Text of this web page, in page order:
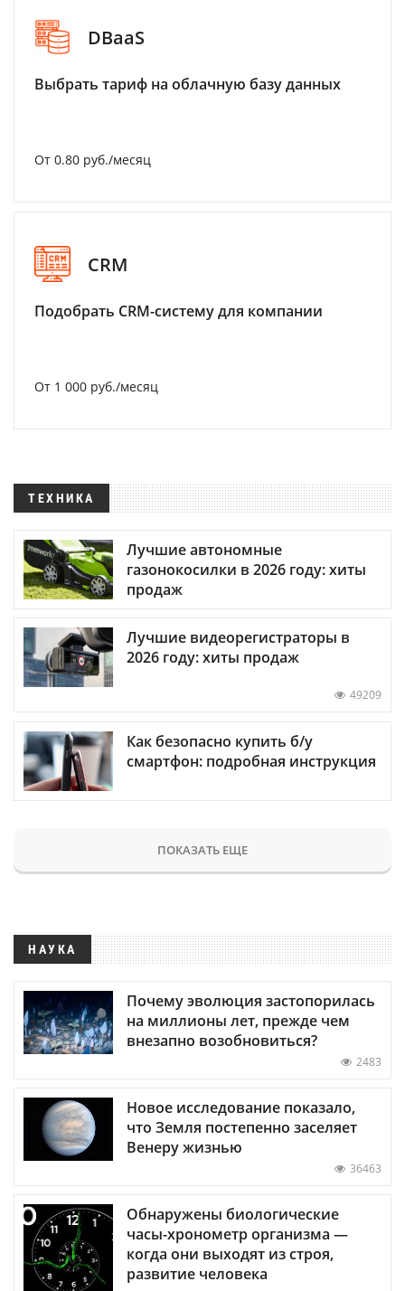
DBaaS
Выбрать тариф на облачную базу данных
От 0.80 руб./месяц
CRM
Подобрать CRM-систему для компании
От 1 000 руб./месяц
ТЕХНИКА
Лучшие автономные
газонокосилки в 2026 году: хиты
продаж
Лучшие видеорегистраторы в
2026 году: хиты продаж
49209
Как безопасно купить б/у
смартфон: подробная инструкция
ПОКАЗАТЬ ЕЩЕ
НАУКА
Почему эволюция застопорилась
на миллионы лет, прежде чем
внезапно возобновиться?
2483
Новое исследование показало,
что Земля постепенно заселяет
Венеру жизнью
36463
Обнаружены биологические
часы-хронометр организма —
когда они выходят из строя,
развитие человека